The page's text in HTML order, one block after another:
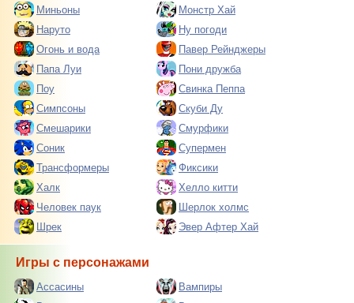
Миньоны
Монстр Хай
Наруто
Ну погоди
Огонь и вода
Павер Рейнджеры
Папа Луи
Пони дружба
Поу
Свинка Пеппа
Симпсоны
Скуби Ду
Смешарики
Смурфики
Соник
Супермен
Трансформеры
Фиксики
Халк
Хелло китти
Человек паук
Шерлок холмс
Шрек
Эвер Афтер Хай
Игры с персонажами
Ассасины
Вампиры